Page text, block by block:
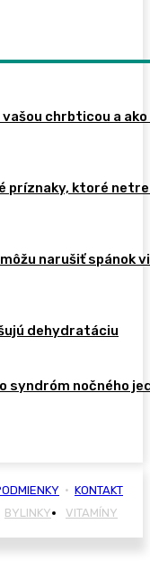
chrbticou a ako
príznaky, ktoré
narušiť spánok
dehydratáciu
syndróm nočného
• KONTAKT
BYLINKY
VITAMÍNY